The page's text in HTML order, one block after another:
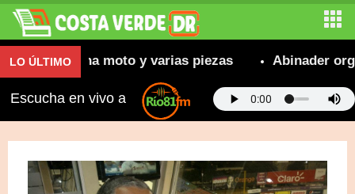
LO ÚLTIMOuna moto y varias piezas Abinader
Escucha en vivo a